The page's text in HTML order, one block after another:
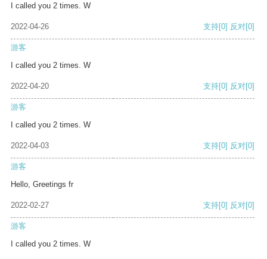
I called you 2 times. W
2022-04-26 支持[0] 反对[0]
游客
I called you 2 times. W
2022-04-20 支持[0] 反对[0]
游客
I called you 2 times. W
2022-04-03 支持[0] 反对[0]
游客
Hello, Greetings fr
2022-02-27 支持[0] 反对[0]
游客
I called you 2 times. W